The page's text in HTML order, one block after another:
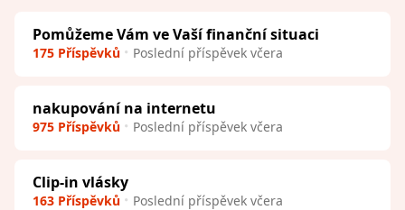
Pomůžeme Vám ve Vaší finanční situaci
175 Příspěvků Poslední příspěvek včera
nakupování na internetu
975 Příspěvků Poslední příspěvek včera
Clip-in vlásky
163 Příspěvků Poslední příspěvek včera